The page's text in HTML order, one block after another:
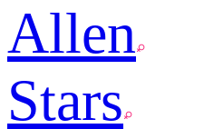
Allen
Stars